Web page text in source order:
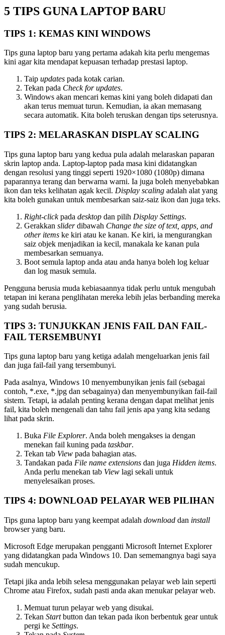
5 TIPS GUNA LAPTOP BARU
TIPS 1: KEMAS KINI WINDOWS
Tips guna laptop baru yang pertama adakah kita perlu mengemas
kini agar kita mendapat kepuasan terhadap prestasi laptop.
Taip updates pada kotak carian.
Tekan pada Check for updates.
Windows akan mencari kemas kini yang boleh didapati dan
akan terus memuat turun. Kemudian, ia akan memasang
secara automatik. Kita boleh teruskan dengan tips seterusnya.
TIPS 2: MELARASKAN DISPLAY SCALING
Tips guna laptop baru yang kedua pula adalah melaraskan paparan
skrin laptop anda. Laptop-laptop pada masa kini didatangkan
dengan resolusi yang tinggi seperti 1920×1080 (1080p) dimana
paparannya terang dan berwarna warni. Ia juga boleh menyebabkan
ikon dan teks kelihatan agak kecil. Display scaling adalah alat yang
kita boleh gunakan untuk membesarkan saiz-saiz ikon dan juga teks.
Right-clickpada desktop dan pilih Display Settings.
Gerakkan sliderdibawah Change the size of text, apps, and
other items ke kiri atau ke kanan. Ke kiri, ia mengurangkan
saiz objek menjadikan ia kecil, manakala ke kanan pula
membesarkan semuanya.
Boot semula laptop anda atau anda hanya boleh log keluar
dan log masuk semula.
Pengguna berusia muda kebiasaannya tidak perlu untuk mengubah
tetapan ini kerana penglihatan mereka lebih jelas berbanding mereka
yang sudah berusia.
TIPS 3: TUNJUKKAN JENIS FAIL DAN FAIL-
FAIL TERSEMBUNYI
Tips guna laptop baru yang ketiga adalah mengeluarkan jenis fail
dan juga fail-fail yang tersembunyi.
Pada asalnya, Windows 10 menyembunyikan jenis fail (sebagai
contoh, *.exe, *.jpg dan sebagainya) dan menyembunyikan fail-fail
sistem. Tetapi, ia adalah penting kerana dengan dapat melihat jenis
fail, kita boleh mengenali dan tahu fail jenis apa yang kita sedang
lihat pada skrin.
Buka File Explorer. Anda boleh mengakses ia dengan
menekan fail kuning pada taskbar.
Tekan tab View pada bahagian atas.
Tandakan pada File name extensions dan juga Hidden items.
Anda perlu menekan tab View lagi sekali untuk
menyelesaikan proses.
TIPS 4: DOWNLOAD PELAYAR WEB PILIHAN
Tips guna laptop baru yang keempat adalah download dan install
browser yang baru.
Microsoft Edge merupakan pengganti Microsoft Internet Explorer
yang didatangkan pada Windows 10. Dan sememangnya bagi saya
sudah mencukup.
Tetapi jika anda lebih selesa menggunakan pelayar web lain seperti
Chrome atau Firefox, sudah pasti anda akan menukar pelayar web.
Memuat turun pelayar web yang disukai.
Tekan Startbutton dan tekan pada ikon berbentuk gear untuk
pergi ke Settings.